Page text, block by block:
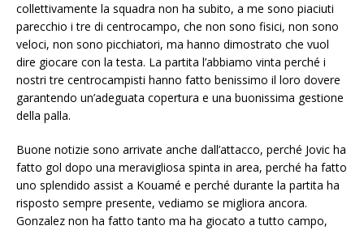
collettivamente la squadra non ha subito, a me sono piaciuti
parecchio i tre di centrocampo, che non sono fisici, non sono
veloci, non sono picchiatori, ma hanno dimostrato che vuol
dire giocare con la testa. La partita l’abbiamo vinta perché i
nostri tre centrocampisti hanno fatto benissimo il loro dovere
garantendo un’adeguata copertura e una buonissima gestione
della palla.
Buone notizie sono arrivate anche dall’attacco, perché Jovic ha
fatto gol dopo una meravigliosa spinta in area, perché ha fatto
uno splendido assist a Kouamé e perché durante la partita ha
risposto sempre presente, vediamo se migliora ancora.
Gonzalez non ha fatto tanto ma ha giocato a tutto campo,